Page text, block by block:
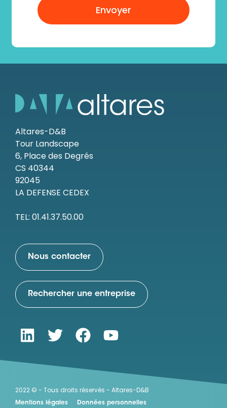
Envoyer
Altares-D&B
Tour Landscape
6, Place des Degrés
CS 40344
92045
LA DEFENSE CEDEX
TEL: 01.41.37.50.00
Nous contacter
Rechercher une entreprise
2022 © - Tous droits réservés - Altares-D&B
Mentions légales Données personnelles